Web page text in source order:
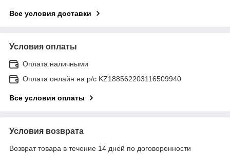
Все условия доставки
Условия оплаты
Оплата наличными
Оплата онлайн на р/с KZ188562203116509940
Все условия оплаты
Условия возврата
Возврат товара в течение 14 дней по договоренности